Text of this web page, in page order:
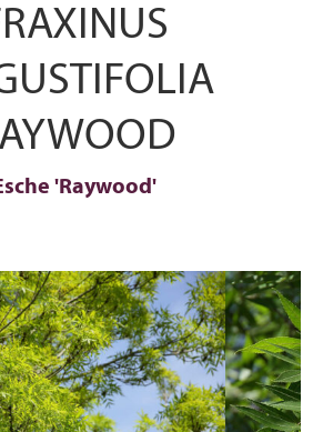
'Raywood'